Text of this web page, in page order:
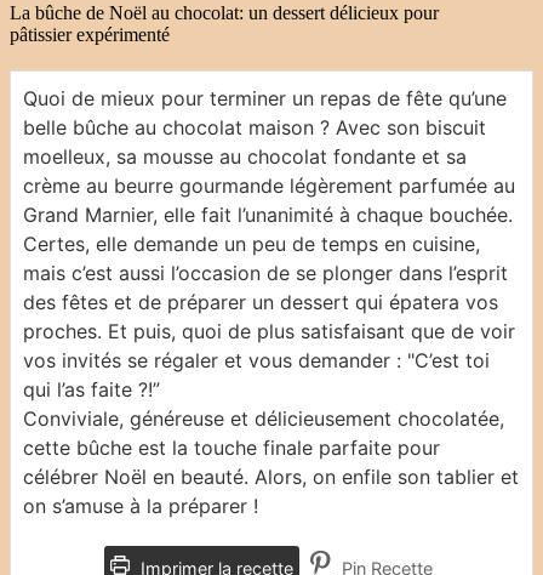
La bûche de Noël au chocolat: un dessert délicieux pour
pâtissier expérimenté
Quoi de mieux pour terminer un repas de fête qu’une
belle bûche au chocolat maison ? Avec son biscuit
moelleux, sa mousse au chocolat fondante et sa
crème au beurre gourmande légèrement parfumée au
Grand Marnier, elle fait l’unanimité à chaque bouchée.
Certes, elle demande un peu de temps en cuisine,
mais c’est aussi l’occasion de se plonger dans l’esprit
des fêtes et de préparer un dessert qui épatera vos
proches. Et puis, quoi de plus satisfaisant que de voir
vos invités se régaler et vous demander : "C’est toi
qui l’as faite ?!”
Conviviale, généreuse et délicieusement chocolatée,
cette bûche est la touche finale parfaite pour
célébrer Noël en beauté. Alors, on enfile son tablier et
on s’amuse à la préparer !
Imprimer la recette Pin Recette